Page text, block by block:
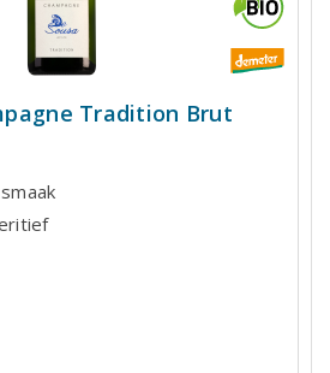
Tradition Brut